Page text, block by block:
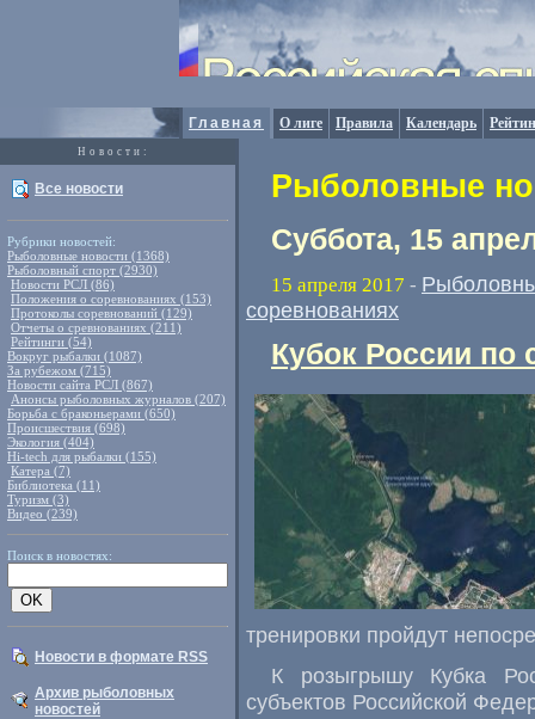
Главная О лиге Правила Календарь
Новости:
Все новости
Рубрики новостей:
Рыболовные новости (1368)
Рыболовный спорт (2930)
Новости РСЛ (86)
Положения о соревнованиях (153)
Протоколы соревнований (129)
Отчеты о сревнованиях (211)
Рейтинги (54)
Вокруг рыбалки (1087)
За рубежом (715)
Новости сайта РСЛ (867)
Анонсы рыболовных журналов (207)
Борьба с браконьерами (650)
Происшествия (698)
Экология (404)
Hi-tech для рыбалки (155)
Катера (7)
Библиотека (11)
Туризм (3)
Видео (239)
Поиск в новостях:
Новости в формате RSS
Архив рыболовных
новостей
Рыболовные
Суббота, 15
15 апреля 2017 -
соревнованиях
Кубок России по
тренировки пройдут
К розыгрышу Кубка
субъектов Российской